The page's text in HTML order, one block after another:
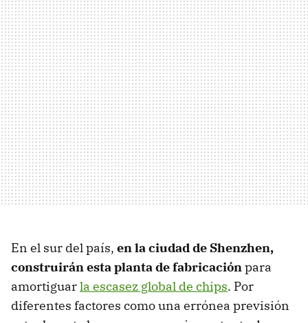
En el sur del país, en la ciudad de Shenzhen,
construirán esta planta de fabricaciónpara
amortiguarla escasez global de chips. Por
diferentes factores como una errónea previsión